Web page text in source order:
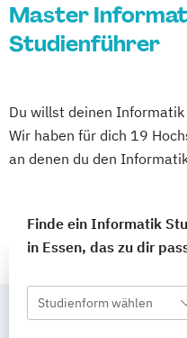
Master
Studienführer
Du willst deinen
Wir haben für dich 19
an denen du den
Finde ein Informatik
in Essen, das zu dir
Studienform wählen